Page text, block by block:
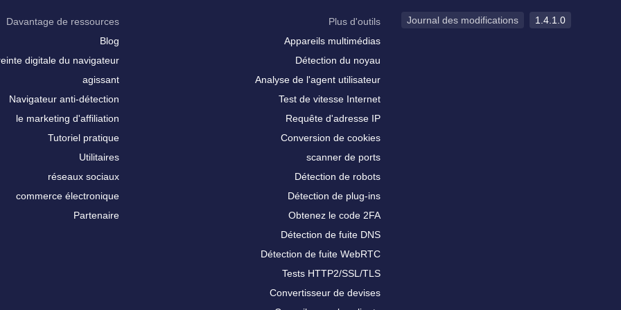
Davantage de ressources
Blog
digitale du navigateur
agissant
Navigateur anti-détection
le marketing d'affiliation
Tutoriel pratique
Utilitaires
réseaux sociaux
commerce électronique
Partenaire
Plus d'outils
Appareils multimédias
Détection du noyau
Analyse de l'agent utilisateur
Test de vitesse Internet
Requête d'adresse IP
Conversion de cookies
scanner de ports
Détection de robots
Détection de plug-ins
Obtenez le code 2FA
Détection de fuite DNS
Détection de fuite WebRTC
Tests HTTP2/SSL/TLS
Convertisseur de devises
Journal des modifications 1.4.1.0